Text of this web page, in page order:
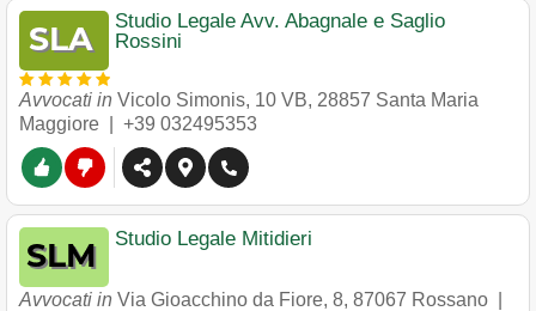
Studio Legale Avv. Abagnale e Saglio
Rossini
Avvocati in Vicolo Simonis, 10 VB, 28857 Santa Maria
Maggiore
+39 032495353
Studio Legale Mitidieri
Avvocati in Via Gioacchino da Fiore, 8, 87067 Rossano